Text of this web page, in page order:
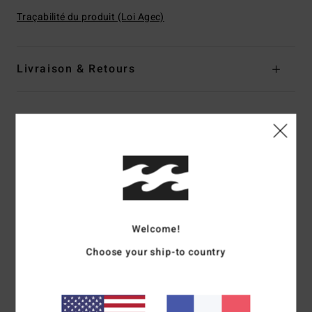
Traçabilité du produit (Loi Agec)
Livraison & Retours
Note moyenne
4.5
basé sur2 avis vérifiésdepuis février 2026
Confort
Welcome!
Choose your ship-to country